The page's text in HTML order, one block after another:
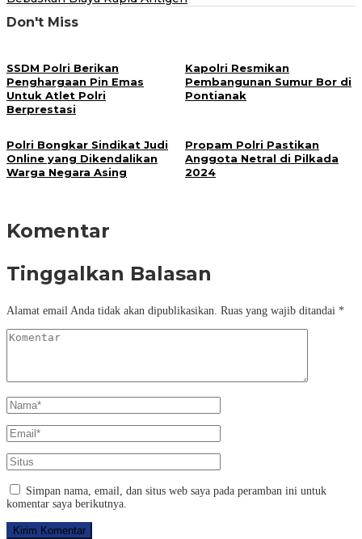
Don't Miss
SSDM Polri Berikan
Penghargaan Pin Emas
Untuk Atlet Polri
Berprestasi
Kapolri Resmikan
Pembangunan Sumur Bor di
Pontianak
Polri Bongkar Sindikat Judi
Online yang Dikendalikan
Warga Negara Asing
Propam Polri Pastikan
Anggota Netral di Pilkada
2024
Komentar
Tinggalkan Balasan
Alamat email Anda tidak akan dipublikasikan. Ruas yang wajib ditandai *
Simpan nama, email, dan situs web saya pada peramban ini untuk
komentar saya berikutnya.